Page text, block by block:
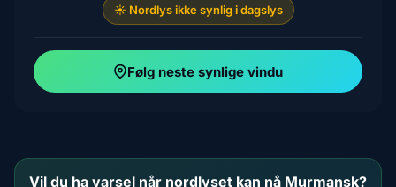
☀️ Nordlys ikke synlig i dagslys
Følg neste synlige vindu
Vil du ha varsel når nordlyset kan nå Murmansk?